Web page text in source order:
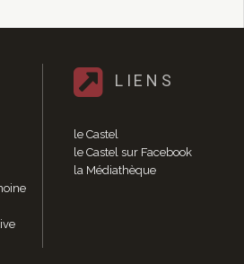
Maternelles
scolaire
LIENS
le Castel
le Castel sur Facebook
la Médiathèque